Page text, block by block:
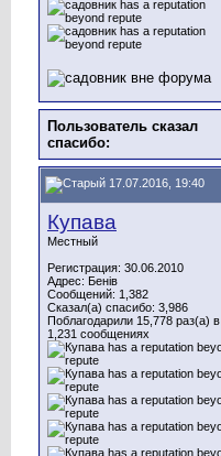
Пользователь сказал
cпасибо:
17.07.2016, 19:40
Купава
Местный
Регистрация: 30.06.2010
Адрес: Бенів
Сообщений: 1,382
Сказал(а) спасибо: 3,986
Поблагодарили 15,778 раз(а) в
1,231 сообщениях